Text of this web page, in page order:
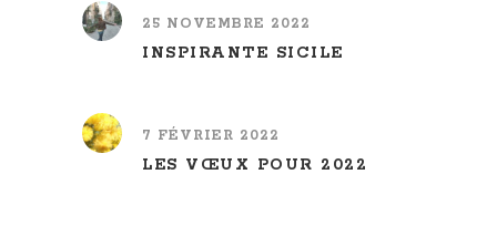
25 NOVEMBRE 2022
INSPIRANTE SICILE
7 FÉVRIER 2022
LES VŒUX POUR 2022